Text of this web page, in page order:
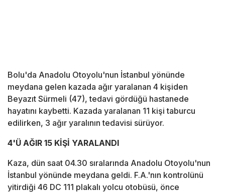
Bolu'da Anadolu Otoyolu'nun İstanbul yönünde
meydana gelen kazada ağır yaralanan 4 kişiden
Beyazıt Sürmeli (47), tedavi gördüğü hastanede
hayatını kaybetti. Kazada yaralanan 11 kişi taburcu
edilirken, 3 ağır yaralının tedavisi sürüyor.
4'Ü AĞIR 15 KİŞİ YARALANDI
Kaza, dün saat 04.30 sıralarında Anadolu Otoyolu'nun
İstanbul yönünde meydana geldi. F.A.'nın kontrolünü
yitirdiği 46 DC 111 plakalı yolcu otobüsü, önce